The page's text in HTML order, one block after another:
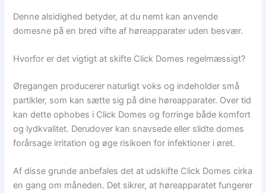
Denne alsidighed betyder, at du nemt kan anvende
domesne på en bred vifte af høreapparater uden besvær.
Hvorfor er det vigtigt at skifte Click Domes regelmæssigt?
Øregangen producerer naturligt voks og indeholder små
partikler, som kan sætte sig på dine høreapparater. Over tid
kan dette ophobes i Click Domes og forringe både komfort
og lydkvalitet. Derudover kan snavsede eller slidte domes
forårsage irritation og øge risikoen for infektioner i øret.
Af disse grunde anbefales det at udskifte Click Domes cirka
en gang om måneden. Det sikrer, at høreapparatet fungerer